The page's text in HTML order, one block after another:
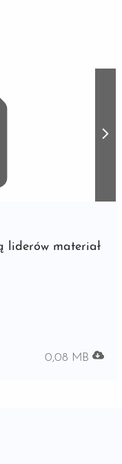
liderów materiał
0,08 MB